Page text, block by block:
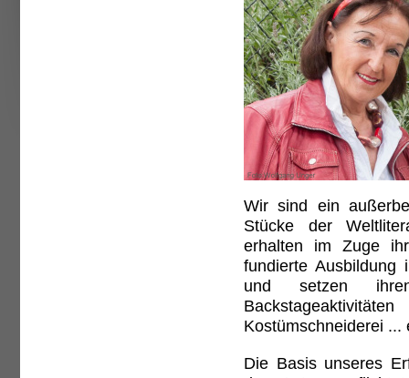
Wir sind ein
Stücke der
erhalten im Zuge
fundierte Ausbildung
und setzen
Kostümschneiderei ...
Die Basis unseres